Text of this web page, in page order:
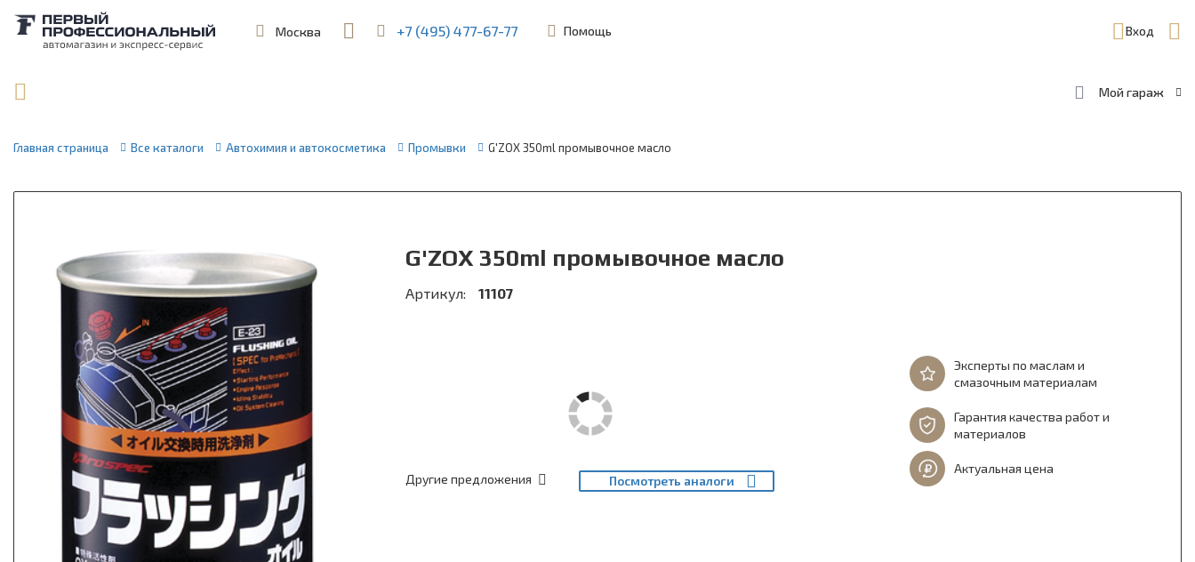
Москва ул. Шереметьевская, 45Б
+7 (495) 477-67-77 Помощь Вход
Мой гараж
Главная страница Все каталоги Автохимия и автокосметика Промывки G'ZOX 350ml промывочное масло
G'ZOX 350ml промывочное масло
Артикул: 11107
Другие предложения Посмотреть аналоги
Эксперты по маслам и
смазочным материалам
Гарантия качества работ и
материалов
Актуальная цена